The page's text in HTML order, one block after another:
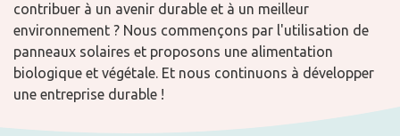
Contacter
Recettes
contribuer à un avenir durable et à un meilleur
environnement ? Nous commençons par l'utilisation de
panneaux solaires et proposons une alimentation
biologique et végétale. Et nous continuons à développer
une entreprise durable !